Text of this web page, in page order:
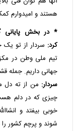
هستند و امیدوارم
* در بخش پایانی
کرد: سردار از تو
تیم ملی وطن در
جهانی داریم. جمله
سردار: من از ته دل
چیزی که در دلم هست
خوبی بیفتد و
شوند و پرچم کشور را